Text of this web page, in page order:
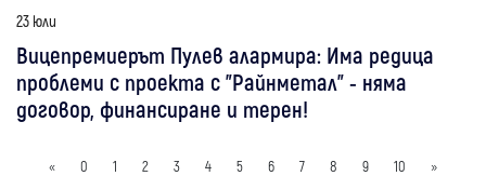
23 юли
Вицепремиерът Пулев алармира: Има редица
проблеми с проекта с "Райнметал" - няма
договор, финансиране и терен!
« 0 1 2 3 4 5 6 7 8 9 10 »